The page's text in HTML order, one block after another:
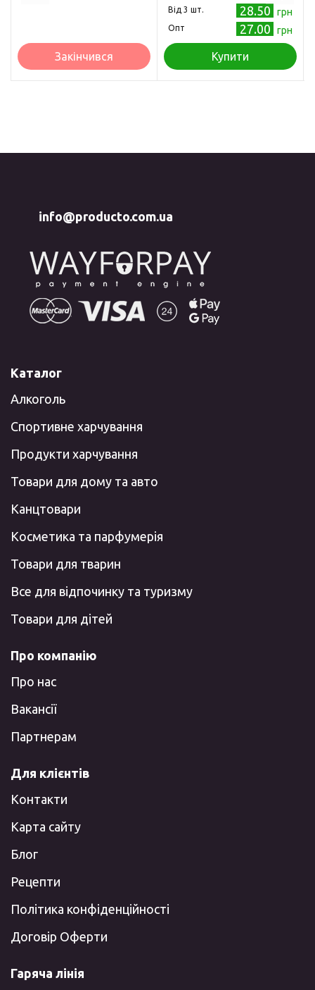
Закінчився
Від 3 шт. 28.50 грн
Опт 27.00 грн
Купити
info@producto.com.ua
Каталог
Алкоголь
Спортивне харчування
Продукти харчування
Товари для дому та авто
Канцтовари
Косметика та парфумерія
Товари для тварин
Все для відпочинку та туризму
Товари для дітей
Про компанію
Про нас
Вакансії
Партнерам
Для клієнтів
Контакти
Карта сайту
Блог
Рецепти
Політика конфіденційності
Договір Оферти
Гаряча лінія